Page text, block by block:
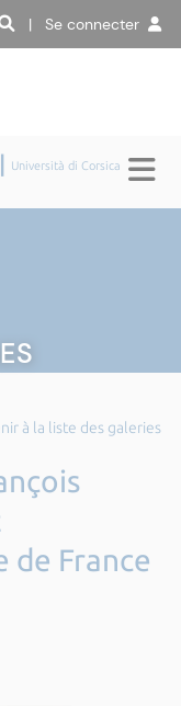
| Se connecter
Università di Corsica
à la liste des galeries
de France